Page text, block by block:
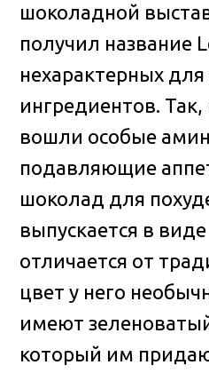
шоколадной
получил название
нехарактерных для
ингредиентов. Так,
вошли особые
подавляющие
шоколад для
выпускается в
отличается от
цвет у него
имеют
который им